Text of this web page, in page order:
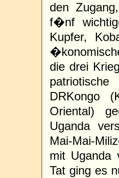
den
f�nf
Kupfer,
die drei
DRKongo
Oriental)
Uganda
Mai-Mai-
mit Uganda
Tat ging es